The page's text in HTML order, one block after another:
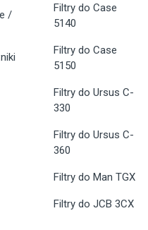
/
Filtry do Case
5140
Filtry do Case
5150
Filtry do Ursus C-
330
Filtry do Ursus C-
360
Filtry do Man TGX
Filtry do JCB 3CX